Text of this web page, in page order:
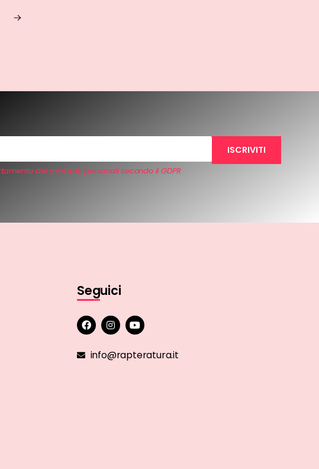
dei miei dati personali secondo il GDPR
Seguici
info@rapteratura.it